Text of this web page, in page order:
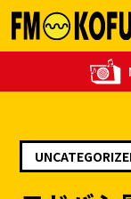
14:00 - 14:25